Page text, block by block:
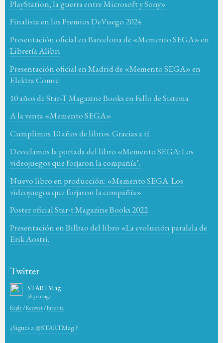
PlayStation, la guerra entre Microsoft y Sony»
Finalista en los Premios DeVuego 2024
Presentación oficial en Barcelona de «Memento SEGA» en
Librería Alibri
Presentación oficial en Madrid de «Memento SEGA» en
Elektra Comic
10 años de Star-T Magazine Books en Fallo de Sistema
A la venta «Memento SEGA»
Cumplimos 10 años de libros. Gracias a tí.
Desvelamos la portada del libro «Memento SEGA: Los
videojuegos que forjaron la compañía’.
Nuevo libro en producción: «Memento SEGA: Los
videojuegos que forjaron la compañía»
Poster oficial Star-t Magazine Books 2022
Presentación en Bilbao del libro «La evolución paralela de
Erik Aostri.
Twitter
STARTMag
56 years ago
Reply /Retweet /Favorite
¿Sigues a @STARTMag ?